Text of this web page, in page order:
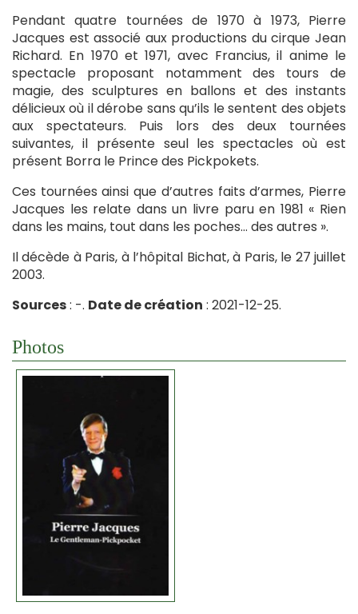
Pendant quatre tournées de 1970 à 1973, Pierre
Jacques est associé aux productions du cirque Jean
Richard. En 1970 et 1971, avec Francius, il anime le
spectacle proposant notamment des tours de
magie, des sculptures en ballons et des instants
délicieux où il dérobe sans qu’ils le sentent des objets
aux spectateurs. Puis lors des deux tournées
suivantes, il présente seul les spectacles où est
présent Borra le Prince des Pickpokets.
Ces tournées ainsi que d’autres faits d’armes, Pierre
Jacques les relate dans un livre paru en 1981 « Rien
dans les mains, tout dans les poches… des autres ».
Il décède à Paris, à l’hôpital Bichat, à Paris, le 27 juillet
2003.
Sources: -. Date de création : 2021-12-25.
Photos